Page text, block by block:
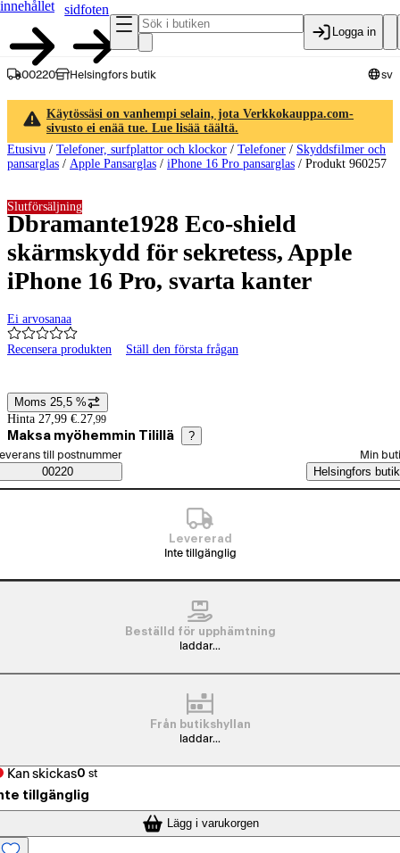
innehållet
sidfoten
Logga in
00220 Helsingfors butik sv
Käytössäsi on vanhempi selain, jota Verkkokauppa.com-
sivusto ei enää tue. Lue lisää täältä.
Etusivu / Telefoner, surfplattor och klockor / Telefoner / Skyddsfilmer och
pansarglas / Apple Pansarglas / iPhone 16 Pro pansarglas / Produkt 960257
Dbramante1928 Eco-shield
skärmskydd för sekretess, Apple
iPhone 16 Pro, svarta kanter
Ei arvosanaa
Recensera produkten Ställ den första frågan
Slutförsäljning
Prisinformation
Moms 25,5 %
Hinta 27,99 €. 27,99
Maksa myöhemmin Tilillä ?
Saatavuustiedot
beställningssätt
till postnummer
00220
Min
Helsingfors butik
Levererad
Inte tillgänglig
Beställd för upphämtning
laddar...
Från butikshyllan
laddar...
Kan skickas0 st
tillgänglig
Lägg i varukorgen